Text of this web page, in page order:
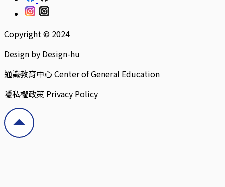
Copyright © 2024
Design by Design-hu
通識教育中心 Center of General Education
隱私權政策 Privacy Policy